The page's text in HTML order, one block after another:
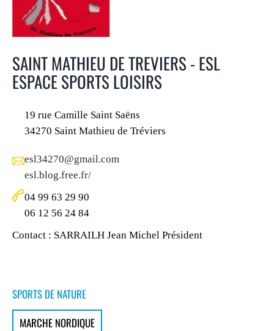
SAINT MATHIEU DE TREVIERS - ESL
ESPACE SPORTS LOISIRS
19 rue Camille Saint Saëns
34270 Saint Mathieu de Tréviers
esl34270@gmail.com
esl.blog.free.fr/
04 99 63 29 90
06 12 56 24 84
Contact : SARRAILH Jean Michel Président
SPORTS DE NATURE
MARCHE NORDIQUE